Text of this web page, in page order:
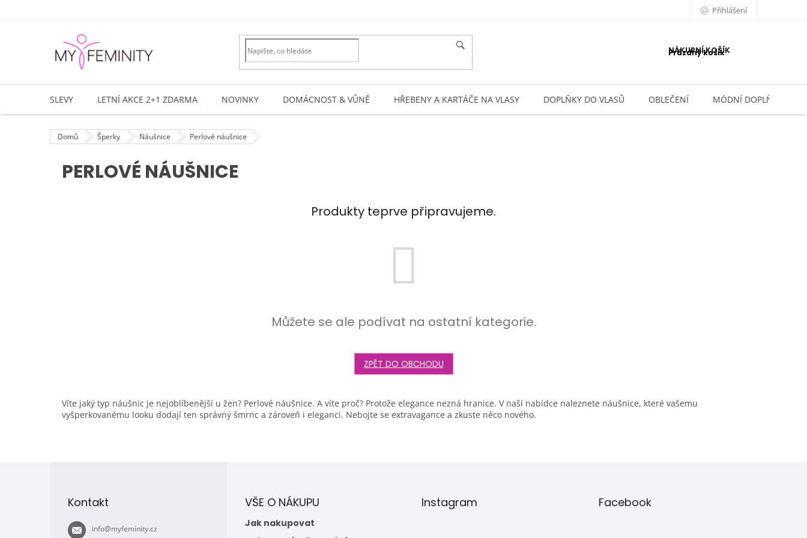
Přihlášení
HLEDAT NÁKUPNÍ KOŠÍK
Prázdný košík
SLEVY LETNÍ AKCE 2+1 ZDARMA NOVINKY DOMÁCNOST & VŮNĚ HŘEBENY A KARTÁČE NA VLASY DOPLŇKY DO VLASŮ OBLEČENÍ MÓDNÍ DOPLŇKY
Domů Šperky Náušnice Perlové náušnice
PERLOVÉ NÁUŠNICE
Produkty teprve připravujeme.
Můžete se ale podívat na ostatní kategorie.
ZPĚT DO OBCHODU
Víte jaký typ náušnic je nejoblíbenější u žen? Perlové náušnice. A víte proč? Protože elegance nezná hranice. V naší nabídce naleznete náušnice, které vašemu
vyšperkovanému looku dodají ten správný šmrnc a zároveň i eleganci. Nebojte se extravagance a zkuste něco nového.
Kontakt
info@myfeminity.cz
VŠE O NÁKUPU
Jak nakupovat
Instagram Facebook